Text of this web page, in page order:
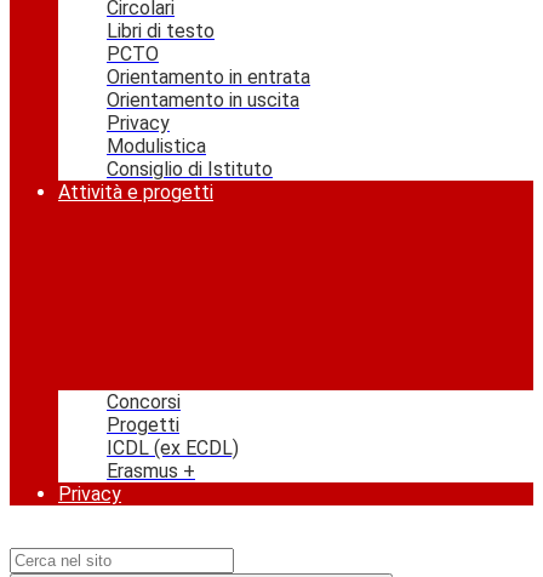
Circolari
Libri di testo
PCTO
Orientamento in entrata
Orientamento in uscita
Privacy
Modulistica
Consiglio di Istituto
Attività e progetti
Concorsi
Progetti
ICDL (ex ECDL)
Erasmus +
Privacy